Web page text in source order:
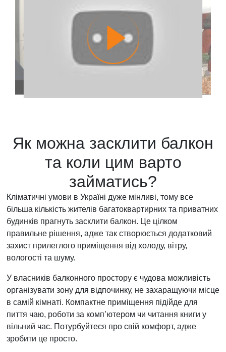
Як можна засклити балкон
та коли цим варто
займатись?
Кліматичні умови в Україні дуже мінливі, тому все
більша кількість жителів багатоквартирних та приватних
будинків прагнуть засклити балкон. Це цілком
правильне рішення, адже так створюється додатковий
захист прилеглого приміщення від холоду, вітру,
вологості та шуму.
У власників балконного простору є чудова можливість
організувати зону для відпочинку, не захаращуючи місце
в самій кімнаті. Компактне приміщення підійде для
пиття чаю, роботи за комп’ютером чи читання книги у
вільний час. Потурбуйтеся про свій комфорт, адже
зробити це просто.